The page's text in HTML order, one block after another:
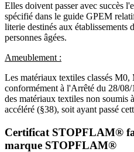
Elles doivent passer avec succès
spécifié dans le guide GPEM
literie destinés aux établissements
personnes âgées.
Ameublement :
Les matériaux textiles classés
conformément à l'Arrêté du 28/
des matériaux textiles non soumis
accéléré (§38), soit ayant passé
Certificat STOPFLAM®
marque STOPFLAM®